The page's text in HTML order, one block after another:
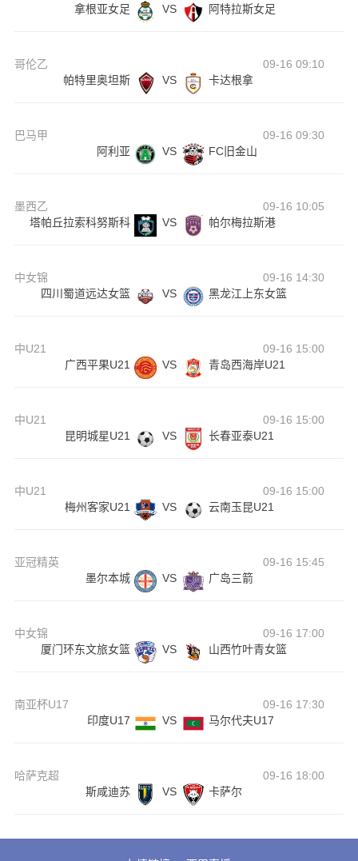
拿根亚女足
VS 阿特拉斯女足
哥伦乙
09-16 09:10
帕特里奥坦斯
VS 卡达根拿
巴马甲
09-16 09:30
阿利亚
VS FC旧金山
墨西乙
09-16 10:05
塔帕丘拉索科努斯科
VS 帕尔梅拉斯港
中女锦
09-16 14:30
四川蜀道远达女篮
VS 黑龙江上东女篮
中U21
09-16 15:00
广西平果U21
VS 青岛西海岸U21
中U21
09-16 15:00
昆明城星U21
VS 长春亚泰U21
中U21
09-16 15:00
梅州客家U21
VS 云南玉昆U21
亚冠精英
09-16 15:45
墨尔本城
VS 广岛三箭
中女锦
09-16 17:00
厦门环东文旅女篮
VS 山西竹叶青女篮
南亚杯U17
09-16 17:30
印度U17
VS 马尔代夫U17
哈萨克超
09-16 18:00
斯咸迪苏
VS 卡萨尔